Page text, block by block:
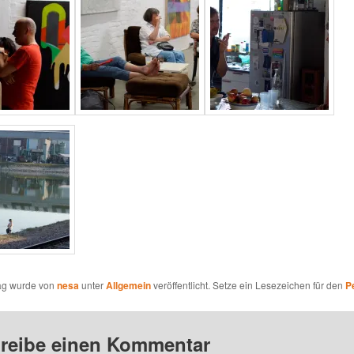
wurde vonnesaunterAllgemeinveröffentlicht. Setze ein Lesezeichen für den
einen Kommentar